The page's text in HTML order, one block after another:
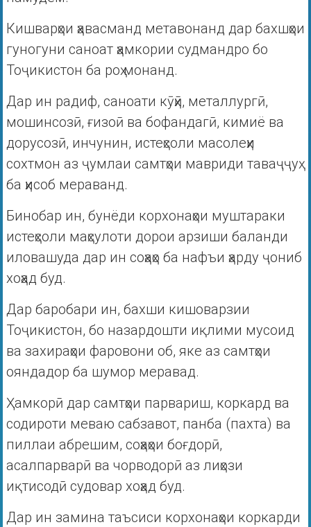
Кишварҳои ҳавасманд метавонанд дар бахшҳои
гуногуни саноат ҳамкории судмандро бо
Тоҷикистон ба роҳ монанд.
Дар ин радиф, саноати кӯҳӣ, металлургӣ,
мошинсозӣ, ғизоӣ ва бофандагӣ, кимиё ва
дорусозӣ, инчунин, истеҳсоли масолеҳи
сохтмон аз ҷумлаи самтҳои мавриди таваҷҷуҳ
ба ҳисоб мераванд.
Бинобар ин, бунёди корхонаҳои муштараки
истеҳсоли маҳсулоти дорои арзиши баланди
иловашуда дар ин соҳаҳо ба нафъи ҳарду ҷониб
хоҳад буд.
Дар баробари ин, бахши кишоварзии
Тоҷикистон, бо назардошти иқлими мусоид
ва захираҳои фаровони об, яке аз самтҳои
ояндадор ба шумор меравад.
Ҳамкорӣ дар самтҳои парвариш, коркард ва
содироти меваю сабзавот, панба (пахта) ва
пиллаи абрешим, соҳаҳои боғдорӣ,
асалпарварӣ ва чорводорӣ аз лиҳози
иқтисодӣ судовар хоҳад буд.
Дар ин замина таъсиси корхонаҳои коркарди